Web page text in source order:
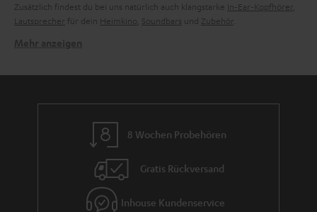
Zusätzlich findest du bei uns natürlich auch klangstarke In-Ear-Kopfhörer
Lautsprecher für dein Heimkino Soundbars und Zubehör
Lautsprecher in vier verschiedenen Farben an.
Klanglich überzeugt dieser kompakte Bluetooth Lautsprecher mit zwei
strapazierfähigen Vollbereichstreibern und zwei passiven
Bassmembranen. Durch die integrierte Dynamore Software wird das
Stereo Panorama dieses Lautsprechers nochmals voller und Musik wird,
trotz der geringen Maße dieser kleinen Box, lebendig und detailgetreu
8 Wochen Probehören
Gratis Rückversand
Inhouse Kundenservice